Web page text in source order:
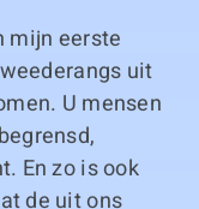
mijn eerste
uit
U mensen
En zo is ook
de uit ons